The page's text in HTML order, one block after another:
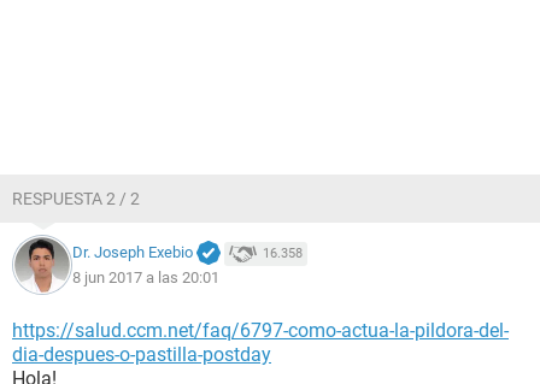
RESPUESTA 2 / 2
Dr. Joseph Exebio 16.358
8 jun 2017 a las 20:01
https://salud.ccm.net/faq/6797-como-actua-la-pildora-del-
dia-despues-o-pastilla-postday
Hola!